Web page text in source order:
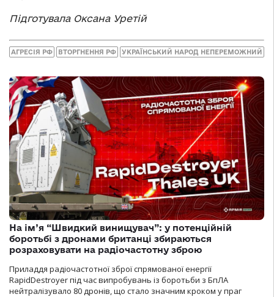
Підготувала Оксана Уретій
АГРЕСІЯ РФ ВТОРГНЕННЯ РФ УКРАЇНСЬКИЙ НАРОД НЕПЕРЕМОЖНИЙ
На ім’я “Швидкий винищувач”: у потенційній
боротьбі з дронами британці збираються
розраховувати на радіочастотну зброю
Приладдя радіочастотної зброї спрямованої енергії
RapidDestroyer під час випробувань із боротьби з БпЛА
нейтралізувало 80 дронів, що стало значним кроком у праг